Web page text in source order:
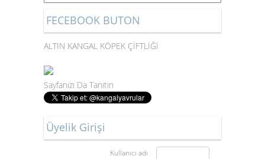
FECEBOOK BUTON
ALTIN KANGAL KÖPEK ÇİFTLİĞİ
Sayfanızı Da Tanıtın
Üyelik Girişi
Kullanıcı adı